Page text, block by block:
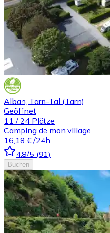
Alban, Tarn-Tal (Tarn)
Geöffnet
11 / 24 Plätze
Camping de mon village
16,18 € /24h
4.8/5 (91)
Buchen